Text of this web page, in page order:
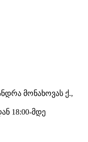
მონახოვას ქ.,
18:00-მდე